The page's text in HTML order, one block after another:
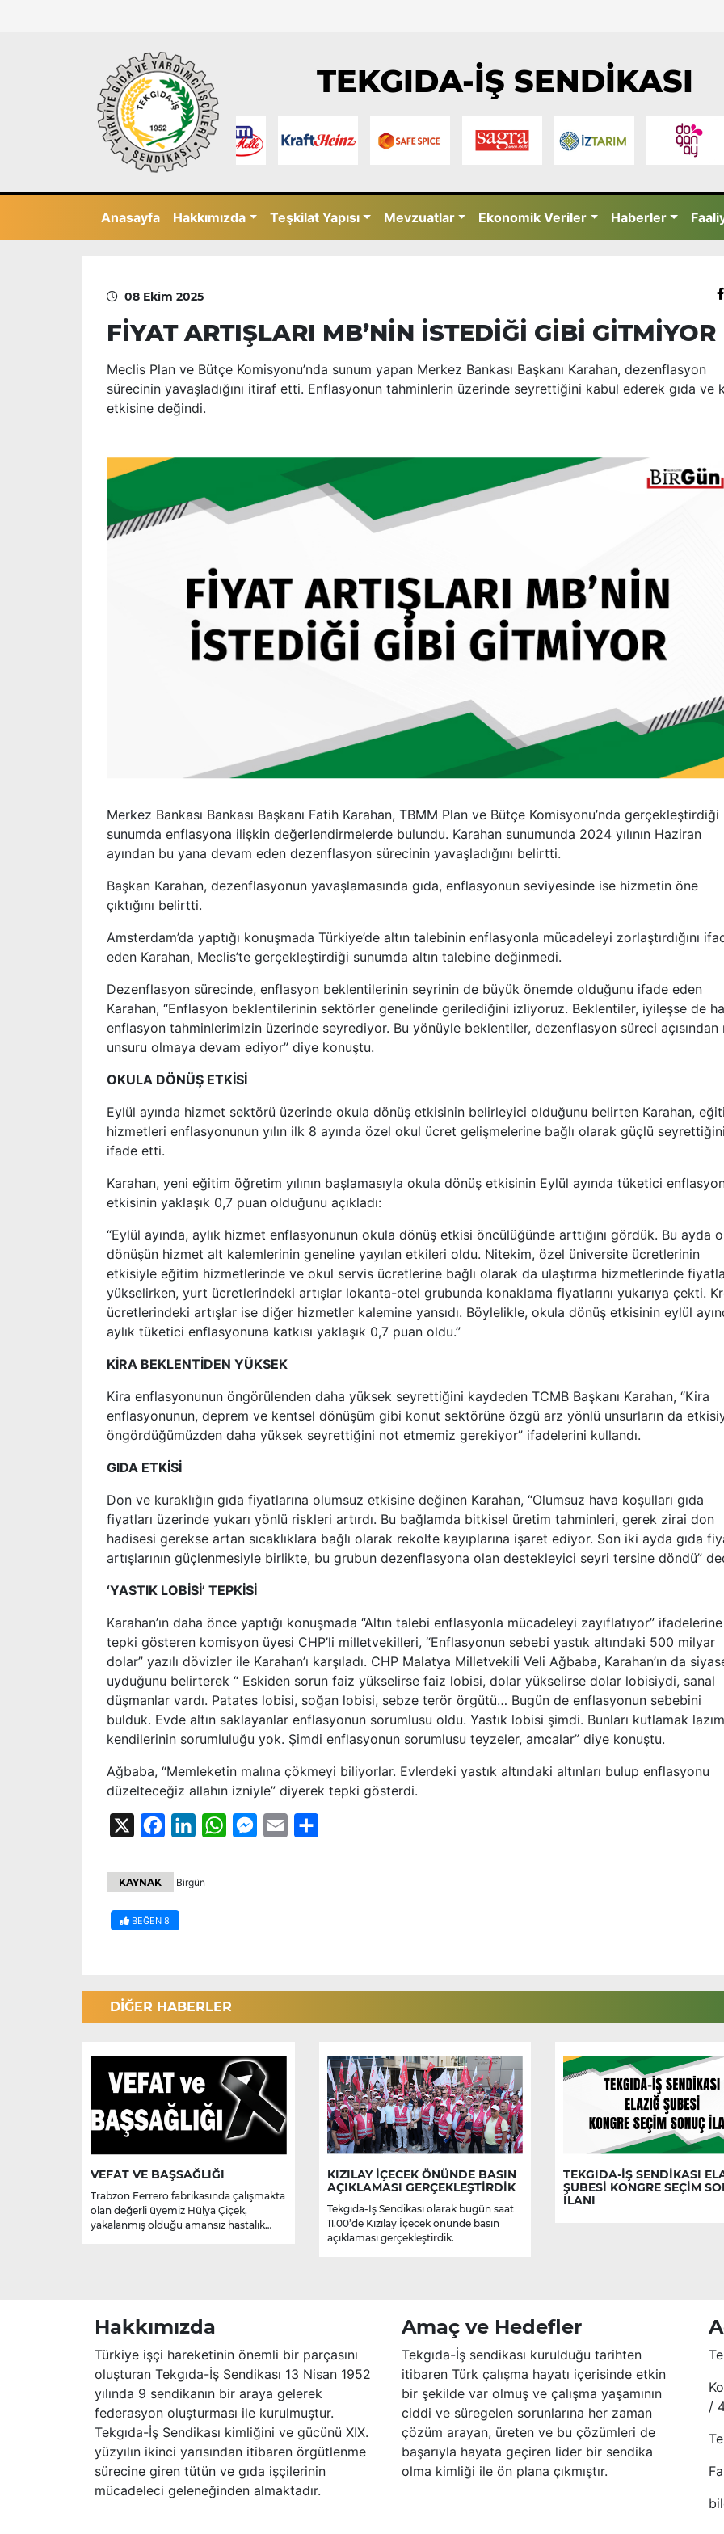
TEKGIDA-İŞ SENDİKASI
Anasayfa Hakkımızda Teşkilat Yapısı Mevzuatlar Ekonomik Veriler Haberler
08 Ekim 2025
FİYAT ARTIŞLARI MB’NİN İSTEDİĞİ GİBİ GİTMİYOR
Meclis Plan ve Bütçe Komisyonu’nda sunum yapan Merkez Bankası Başkanı Karahan, dezenflasyon
sürecinin yavaşladığını itiraf etti. Enflasyonun tahminlerin üzerinde seyrettiğini kabul ederek gıda ve
etkisine değindi.
Merkez Bankası Bankası Başkanı Fatih Karahan, TBMM Plan ve Bütçe Komisyonu’nda gerçekleştirdiği
sunumda enflasyona ilişkin değerlendirmelerde bulundu. Karahan sunumunda 2024 yılının Haziran
ayından bu yana devam eden dezenflasyon sürecinin yavaşladığını belirtti.
Başkan Karahan, dezenflasyonun yavaşlamasında gıda, enflasyonun seviyesinde ise hizmetin öne
çıktığını belirtti.
Amsterdam’da yaptığı konuşmada Türkiye’de altın talebinin enflasyonla mücadeleyi zorlaştırdığını
eden Karahan, Meclis’te gerçekleştirdiği sunumda altın talebine değinmedi.
Dezenflasyon sürecinde, enflasyon beklentilerinin seyrinin de büyük önemde olduğunu ifade eden
Karahan, “Enflasyon beklentilerinin sektörler genelinde gerilediğini izliyoruz. Beklentiler, iyileşse de
enflasyon tahminlerimizin üzerinde seyrediyor. Bu yönüyle beklentiler, dezenflasyon süreci açısından
unsuru olmaya devam ediyor” diye konuştu.
OKULA DÖNÜŞ ETKİSİ
Eylül ayında hizmet sektörü üzerinde okula dönüş etkisinin belirleyici olduğunu belirten Karahan,
hizmetleri enflasyonunun yılın ilk 8 ayında özel okul ücret gelişmelerine bağlı olarak güçlü seyrettiğini
ifade etti.
Karahan, yeni eğitim öğretim yılının başlamasıyla okula dönüş etkisinin Eylül ayında tüketici
etkisinin yaklaşık 0,7 puan olduğunu açıkladı:
“Eylül ayında, aylık hizmet enflasyonunun okula dönüş etkisi öncülüğünde arttığını gördük. Bu ayda
dönüşün hizmet alt kalemlerinin geneline yayılan etkileri oldu. Nitekim, özel üniversite ücretlerinin
etkisiyle eğitim hizmetlerinde ve okul servis ücretlerine bağlı olarak da ulaştırma hizmetlerinde
yükselirken, yurt ücretlerindeki artışlar lokanta-otel grubunda konaklama fiyatlarını yukarıya çekti.
ücretlerindeki artışlar ise diğer hizmetler kalemine yansıdı. Böylelikle, okula dönüş etkisinin eylül
aylık tüketici enflasyonuna katkısı yaklaşık 0,7 puan oldu.”
KİRA BEKLENTİDEN YÜKSEK
Kira enflasyonunun öngörülenden daha yüksek seyrettiğini kaydeden TCMB Başkanı Karahan, “Kira
enflasyonunun, deprem ve kentsel dönüşüm gibi konut sektörüne özgü arz yönlü unsurların da
öngördüğümüzden daha yüksek seyrettiğini not etmemiz gerekiyor” ifadelerini kullandı.
GIDA ETKİSİ
Don ve kuraklığın gıda fiyatlarına olumsuz etkisine değinen Karahan, “Olumsuz hava koşulları gıda
fiyatları üzerinde yukarı yönlü riskleri artırdı. Bu bağlamda bitkisel üretim tahminleri, gerek zirai don
hadisesi gerekse artan sıcaklıklara bağlı olarak rekolte kayıplarına işaret ediyor. Son iki ayda gıda
artışlarının güçlenmesiyle birlikte, bu grubun dezenflasyona olan destekleyici seyri tersine döndü”
‘YASTIK LOBİSİ’ TEPKİSİ
Karahan’ın daha önce yaptığı konuşmada “Altın talebi enflasyonla mücadeleyi zayıflatıyor” ifadelerine
tepki gösteren komisyon üyesi CHP’li milletvekilleri, “Enflasyonun sebebi yastık altındaki 500 milyar
dolar” yazılı dövizler ile Karahan’ı karşıladı. CHP Malatya Milletvekili Veli Ağbaba, Karahan’ın da
uyduğunu belirterek “ Eskiden sorun faiz yükselirse faiz lobisi, dolar yükselirse dolar lobisiydi, sanal
düşmanlar vardı. Patates lobisi, soğan lobisi, sebze terör örgütü… Bugün de enflasyonun sebebini
bulduk. Evde altın saklayanlar enflasyonun sorumlusu oldu. Yastık lobisi şimdi. Bunları kutlamak
kendilerinin sorumluluğu yok. Şimdi enflasyonun sorumlusu teyzeler, amcalar” diye konuştu.
Ağbaba, “Memleketin malına çökmeyi biliyorlar. Evlerdeki yastık altındaki altınları bulup enflasyonu
düzelteceğiz allahın izniyle” diyerek tepki gösterdi.
FacebookLinkedInWhatsAppMessenger
Email
KAYNAK Birgün
BEĞEN 8
DİĞER HABERLER
VEFAT VE BAŞSAĞLIĞI
Trabzon Ferrero fabrikasında çalışmakta
olan değerli üyemiz Hülya Çiçek,
yakalanmış olduğu amansız hastalık
KIZILAY İÇECEK ÖNÜNDE BASIN
AÇIKLAMASI GERÇEKLEŞTİRDİK
Tekgıda-İş Sendikası olarak bugün saat
11.00’de Kızılay İçecek önünde basın
açıklaması gerçekleştirdik.
TEKGIDA-İŞ SENDİKASI
ŞUBESİ KONGRE SEÇİM
İLANI
Hakkımızda
Türkiye işçi hareketinin önemli bir parçasını
oluşturan Tekgıda-İş Sendikası 13 Nisan 1952
yılında 9 sendikanın bir araya gelerek
federasyon oluşturması ile kurulmuştur.
Tekgıda-İş Sendikası kimliğini ve gücünü XIX.
yüzyılın ikinci yarısından itibaren örgütlenme
sürecine giren tütün ve gıda işçilerinin
mücadeleci geleneğinden almaktadır.
Amaç ve Hedefler
Tekgıda-İş sendikası kurulduğu tarihten
itibaren Türk çalışma hayatı içerisinde etkin
bir şekilde var olmuş ve çalışma yaşamının
ciddi ve süregelen sorunlarına her zaman
çözüm arayan, üreten ve bu çözümleri de
başarıyla hayata geçiren lider bir sendika
olma kimliği ile ön plana çıkmıştır.
/